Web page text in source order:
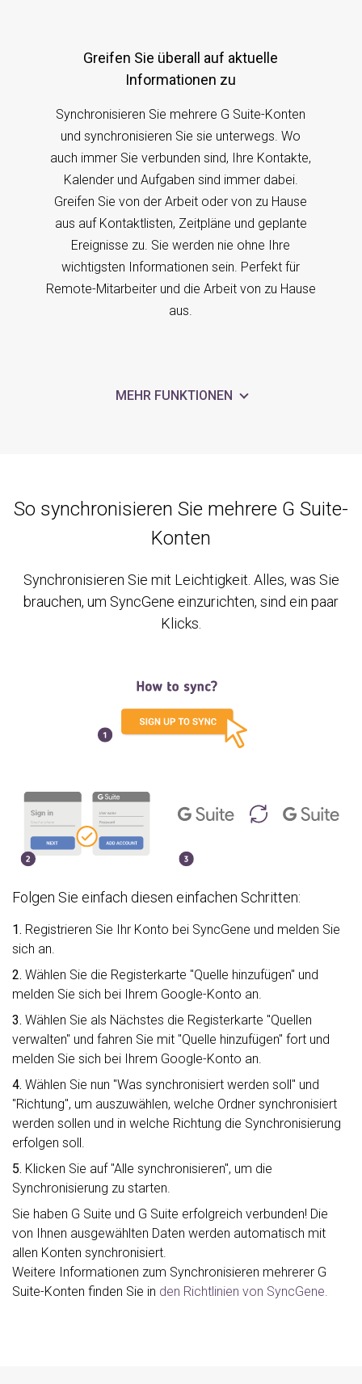
Greifen Sie überall auf aktuelle
Informationen zu
Synchronisieren Sie mehrere G Suite-Konten
und synchronisieren Sie sie unterwegs. Wo
auch immer Sie verbunden sind, Ihre Kontakte,
Kalender und Aufgaben sind immer dabei.
Greifen Sie von der Arbeit oder von zu Hause
aus auf Kontaktlisten, Zeitpläne und geplante
Ereignisse zu. Sie werden nie ohne Ihre
wichtigsten Informationen sein. Perfekt für
Remote-Mitarbeiter und die Arbeit von zu Hause
aus.
MEHR FUNKTIONEN
So synchronisieren Sie mehrere G Suite-
Konten
Synchronisieren Sie mit Leichtigkeit. Alles, was Sie
brauchen, um SyncGene einzurichten, sind ein paar
Klicks.
Folgen Sie einfach diesen einfachen Schritten:
1. Registrieren Sie Ihr Konto bei SyncGene und melden Sie
sich an.
2. Wählen Sie die Registerkarte "Quelle hinzufügen" und
melden Sie sich bei Ihrem Google-Konto an.
3. Wählen Sie als Nächstes die Registerkarte "Quellen
verwalten" und fahren Sie mit "Quelle hinzufügen" fort und
melden Sie sich bei Ihrem Google-Konto an.
4. Wählen Sie nun "Was synchronisiert werden soll" und
"Richtung", um auszuwählen, welche Ordner synchronisiert
werden sollen und in welche Richtung die Synchronisierung
erfolgen soll.
5. Klicken Sie auf "Alle synchronisieren", um die
Synchronisierung zu starten.
Sie haben G Suite und G Suite erfolgreich verbunden! Die
von Ihnen ausgewählten Daten werden automatisch mit
allen Konten synchronisiert.
Weitere Informationen zum Synchronisieren mehrerer G
Suite-Konten finden Sie in den Richtlinien von SyncGene.